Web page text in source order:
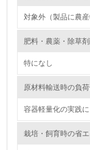
→ 導入している規
第三者認証を取得し
対象外（製品に農
肥料・農薬・除草
特になし
原材料輸送時の負
容器軽量化の実践
栽培・飼育時の省